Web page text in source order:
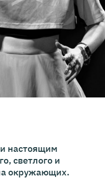
настоящим
светлого и
окружающих.